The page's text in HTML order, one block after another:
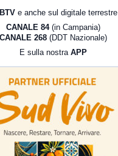
e anche sul digitale terrestre
CANALE 84 (in Campania)
CANALE 268 (DDT Nazionale)
E sulla nostra APP